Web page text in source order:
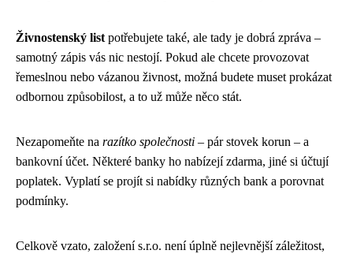
Živnostenský list potřebujete také, ale tady je dobrá zpráva –
samotný zápis vás nic nestojí. Pokud ale chcete provozovat
řemeslnou nebo vázanou živnost, možná budete muset prokázat
odbornou způsobilost, a to už může něco stát.
Nezapomeňte na razítko společnosti – pár stovek korun – a
bankovní účet. Některé banky ho nabízejí zdarma, jiné si účtují
poplatek. Vyplatí se projít si nabídky různých bank a porovnat
podmínky.
Celkově vzato, založení s.r.o. není úplně nejlevnější záležitost,